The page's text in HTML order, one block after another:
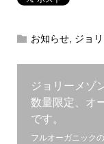
お知らせ, ジョ
ジョリーメゾ
数量限定、オ
です。
フルオーガニック